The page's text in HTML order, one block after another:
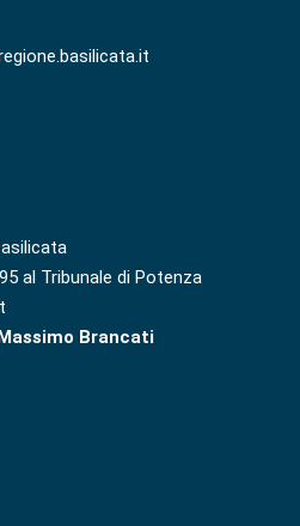
al Tribunale di Potenza
Brancati